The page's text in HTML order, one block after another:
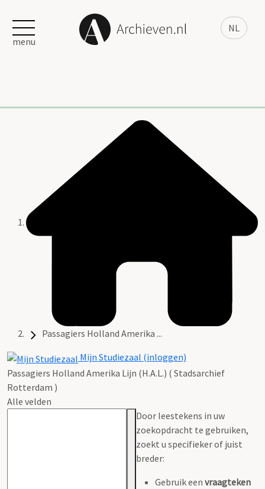
NL
menu
Passagiers Holland Amerika ...
Mijn Studiezaal (inloggen)
Passagiers Holland Amerika Lijn (H.A.L.) ( Stadsarchief
Rotterdam )
Alle velden
Door leestekens in uw
zoekopdracht te gebruiken,
zoekt u specifieker of juist
breder:
Gebruik een vraagteken